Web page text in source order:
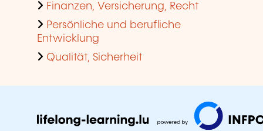
Finanzen, Versicherung, Recht
Persönliche und berufliche
Entwicklung
Qualität, Sicherheit